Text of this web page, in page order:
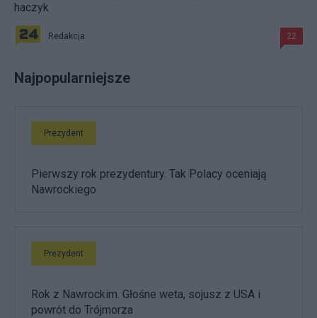
haczyk
Redakcja 22
Najpopularniejsze
Prezydent
Pierwszy rok prezydentury. Tak Polacy oceniają
Nawrockiego
Prezydent
Rok z Nawrockim. Głośne weta, sojusz z USA i
powrót do Trójmorza